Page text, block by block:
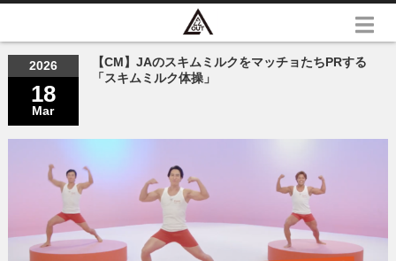
2026
18
Mar
【CM】JAのスキムミルクをマッチョたちPRする
「スキムミルク体操」